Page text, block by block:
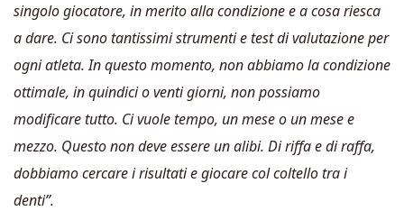
singolo giocatore, in merito alla condizione e a cosa riesca
a dare. Ci sono tantissimi strumenti e test di valutazione per
ogni atleta. In questo momento, non abbiamo la condizione
ottimale, in quindici o venti giorni, non possiamo
modificare tutto. Ci vuole tempo, un mese o un mese e
mezzo. Questo non deve essere un alibi. Di riffa e di raffa,
dobbiamo cercare i risultati e giocare col coltello tra i
denti”.